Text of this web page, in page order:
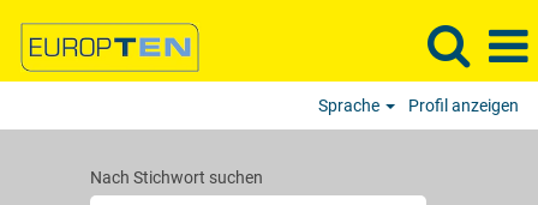
Sprache Profil anzeigen
Nach Stichwort suchen